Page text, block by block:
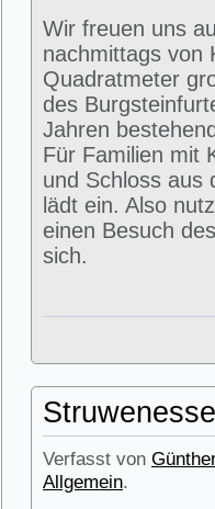
Wir freuen uns
nachmittags von
Quadratmeter
des
Jahren
Für Familien mit
und Schloss aus
lädt ein. Also
einen Besuch
sich.
Verfasst von
Allgemein.